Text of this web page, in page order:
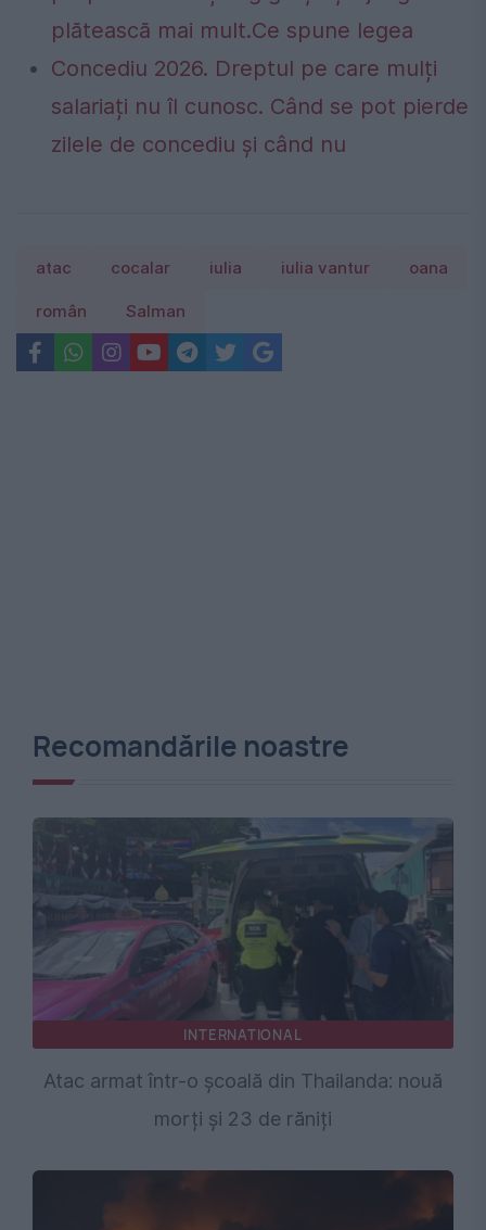
plătească mai mult.Ce spune legea
Concediu 2026. Dreptul pe care mulți
salariați nu îl cunosc. Când se pot pierde
zilele de concediu și când nu
atac cocalar iulia iulia vantur oana
român Salman
Recomandările noastre
INTERNATIONAL
Atac armat într-o școală din Thailanda: nouă
morți și 23 de răniți